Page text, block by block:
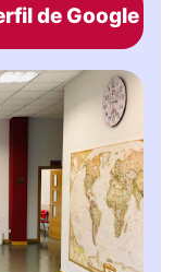
de Google